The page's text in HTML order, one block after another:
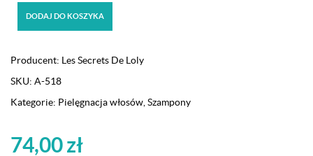
Les
De
Loly
200ml
DODAJ DO KOSZYKA
Producent: Les Secrets De Loly
SKU: A-518
Kategorie: Pielęgnacja włosów Szampony
74,00zł